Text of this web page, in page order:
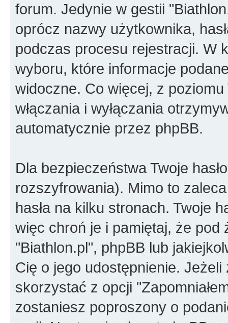
forum. Jedynie w gestii
oprócz nazwy użytkownika,
podczas procesu rejestracji. W
wyboru, które informacje
widoczne. Co więcej, z
włączania i wyłączania
automatycznie przez phpBB.
Dla bezpieczeństwa Twoje
rozszyfrowania). Mimo to
hasła na kilku stronach. Twoje
więc chroń je i pamiętaj, że
"Biathlon.pl", phpBB lub
Cię o jego udostępnienie.
skorzystać z opcji
zostaniesz poproszony o